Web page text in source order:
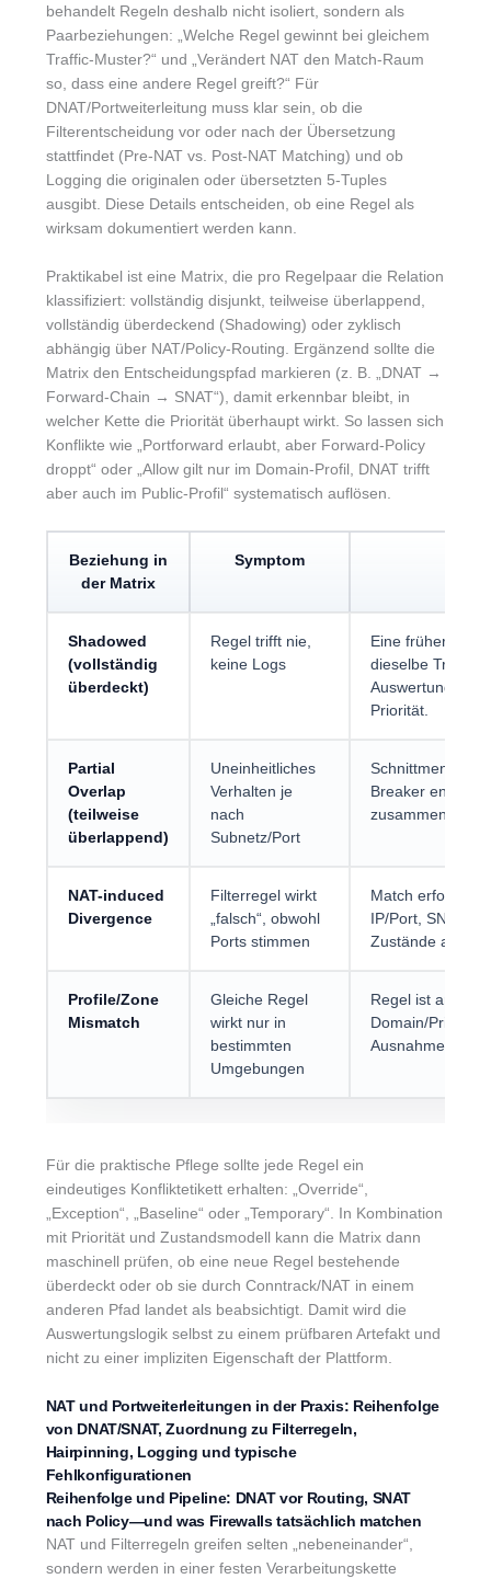
behandelt Regeln deshalb nicht isoliert, sondern als
Paarbeziehungen: „Welche Regel gewinnt bei gleichem
Traffic-Muster?“ und „Verändert NAT den Match-Raum
so, dass eine andere Regel greift?“ Für
DNAT/Portweiterleitung muss klar sein, ob die
Filterentscheidung vor oder nach der Übersetzung
stattfindet (Pre-NAT vs. Post-NAT Matching) und ob
Logging die originalen oder übersetzten 5-Tuples
ausgibt. Diese Details entscheiden, ob eine Regel als
wirksam dokumentiert werden kann.
Praktikabel ist eine Matrix, die pro Regelpaar die Relation
klassifiziert: vollständig disjunkt, teilweise überlappend,
vollständig überdeckend (Shadowing) oder zyklisch
abhängig über NAT/Policy-Routing. Ergänzend sollte die
Matrix den Entscheidungspfad markieren (z. B. „DNAT →
Forward-Chain → SNAT“), damit erkennbar bleibt, in
welcher Kette die Priorität überhaupt wirkt. So lassen sich
Konflikte wie „Portforward erlaubt, aber Forward-Policy
droppt“ oder „Allow gilt nur im Domain-Profil, DNAT trifft
aber auch im Public-Profil“ systematisch auflösen.
Beziehung in
der Matrix
Symptom
Shadowed
(vollständig
überdeckt)
Regel trifft nie,
keine Logs
Eine frühere/
dieselbe Traffic-
Auswertung
Priorität.
Partial
Overlap
(teilweise
überlappend)
Uneinheitliches
Verhalten je
nach
Subnetz/Port
Schnittmenge
Breaker
NAT-induced
Divergence
Filterregel wirkt
„falsch“, obwohl
Ports stimmen
Match erfolgt
IP/Port, SNAT
Zustände an
Profile/Zone
Mismatch
Gleiche Regel
wirkt nur in
bestimmten
Umgebungen
Regel ist an
Domain/Private/
Ausnahmen
Für die praktische Pflege sollte jede Regel ein
eindeutiges Konfliktetikett erhalten: „Override“,
„Exception“, „Baseline“ oder „Temporary“. In Kombination
mit Priorität und Zustandsmodell kann die Matrix dann
maschinell prüfen, ob eine neue Regel bestehende
überdeckt oder ob sie durch Conntrack/NAT in einem
anderen Pfad landet als beabsichtigt. Damit wird die
Auswertungslogik selbst zu einem prüfbaren Artefakt und
nicht zu einer impliziten Eigenschaft der Plattform.
NAT und Portweiterleitungen in der Praxis: Reihenfolge
von DNAT/SNAT, Zuordnung zu Filterregeln,
Hairpinning, Logging und typische
Fehlkonfigurationen
Reihenfolge und Pipeline: DNAT vor Routing, SNAT
nach Policy—und was Firewalls tatsächlich matchen
NAT und Filterregeln greifen selten „nebeneinander“,
sondern werden in einer festen Verarbeitungskette